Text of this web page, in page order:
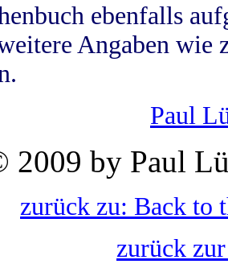
ebenfalls
Angaben wie
Paul
2009 by Paul
zurück zu: Back to
zurück